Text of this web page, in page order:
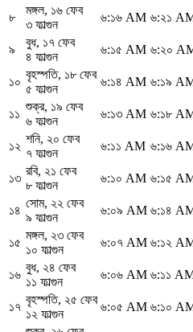
৮
মঙ্গল, ১৬ ফেব
৩ ফাল্গুন
৬:১৬ AM ৬:২১
৯
বুধ, ১৭ ফেব
৪ ফাল্গুন
৬:১৫ AM ৬:২০
১০
বৃহস্পতি, ১৮ ফেব
৫ ফাল্গুন
৬:১৪ AM ৬:১৯
১১
শুক্র, ১৯ ফেব
৬ ফাল্গুন
৬:১৩ AM ৬:১৮
১২
শনি, ২০ ফেব
৭ ফাল্গুন
৬:১১ AM ৬:১৬
১৩
রবি, ২১ ফেব
৮ ফাল্গুন
৬:১০ AM ৬:১৫
১৪
সোম, ২২ ফেব
৯ ফাল্গুন
৬:০৯ AM ৬:১৪
১৫
মঙ্গল, ২৩ ফেব
১০ ফাল্গুন
৬:০৭ AM ৬:১২
১৬
বুধ, ২৪ ফেব
১১ ফাল্গুন
৬:০৬ AM ৬:১১
১৭
বৃহস্পতি, ২৫ ফেব
১২ ফাল্গুন
৬:০৫ AM ৬:১০